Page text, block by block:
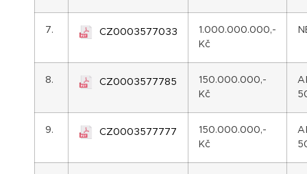
7. CZ0003577033
1.000.000.000,-
Kč
8. CZ0003577785
150.000.000,-
Kč
9. CZ0003577777
150.000.000,-
Kč